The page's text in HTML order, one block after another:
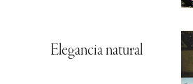
Elegancia natural